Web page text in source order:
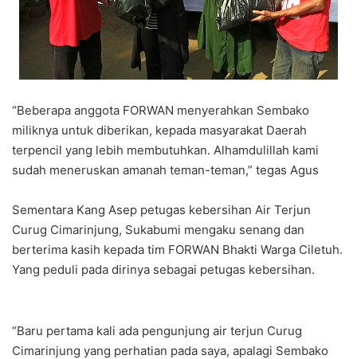
“Beberapa anggota FORWAN menyerahkan Sembako
miliknya untuk diberikan, kepada masyarakat Daerah
terpencil yang lebih membutuhkan. Alhamdulillah kami
sudah meneruskan amanah teman-teman,” tegas Agus
Sementara Kang Asep petugas kebersihan Air Terjun
Curug Cimarinjung, Sukabumi mengaku senang dan
berterima kasih kepada tim FORWAN Bhakti Warga Ciletuh.
Yang peduli pada dirinya sebagai petugas kebersihan.
“Baru pertama kali ada pengunjung air terjun Curug
Cimarinjung yang perhatian pada saya, apalagi Sembako